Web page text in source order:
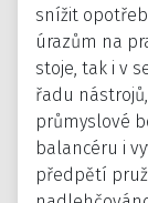
snížit
úrazům na
stoje, tak i v
řadu
průmyslové
balancéru i
předpětí